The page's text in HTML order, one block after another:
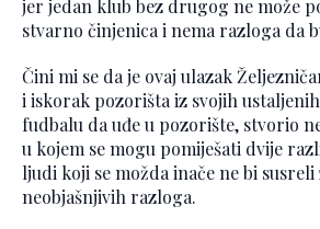
jer jedan klub bez drugog ne može
stvarno činjenica i nema razloga da
Čini mi se da je ovaj ulazak
i iskorak pozorišta iz svojih
fudbalu da uđe u pozorište, stvorio
u kojem se mogu pomiješati dvije
ljudi koji se možda inače ne bi
neobjašnjivih razloga.